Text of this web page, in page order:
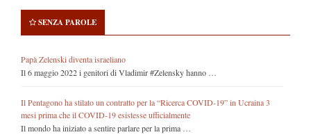
SENZA PAROLE
Papà Zelenski diventa israeliano
Il 6 maggio 2022 i genitori di Vladimir #Zelensky hanno …
Il Pentagono ha stilato un contratto per la “Ricerca COVID-19” in Ucraina 3
mesi prima che il COVID-19 esistesse ufficialmente
Il mondo ha iniziato a sentire parlare per la prima …